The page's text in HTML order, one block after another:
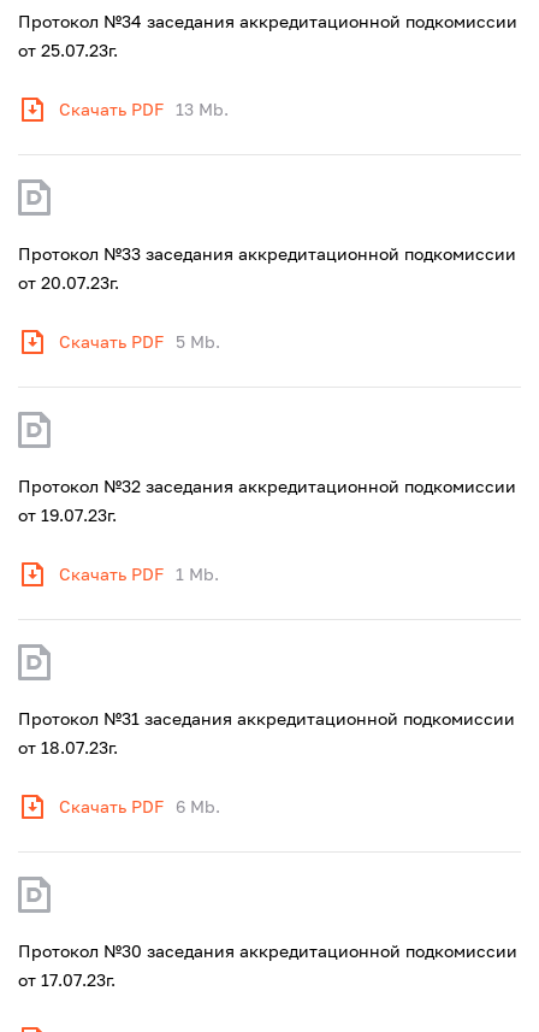
Протокол №34 заседания аккредитационной подкомиссии
от 25.07.23г.
Скачать PDF 13 Mb.
Протокол №33 заседания аккредитационной подкомиссии
от 20.07.23г.
Скачать PDF 5 Mb.
Протокол №32 заседания аккредитационной подкомиссии
от 19.07.23г.
Скачать PDF 1 Mb.
Протокол №31 заседания аккредитационной подкомиссии
от 18.07.23г.
Скачать PDF 6 Mb.
Протокол №30 заседания аккредитационной подкомиссии
от 17.07.23г.